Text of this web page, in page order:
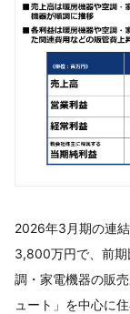
2026年3月期の連
3,800万円で、前期
調・家電機器の販
ュート」を中心に